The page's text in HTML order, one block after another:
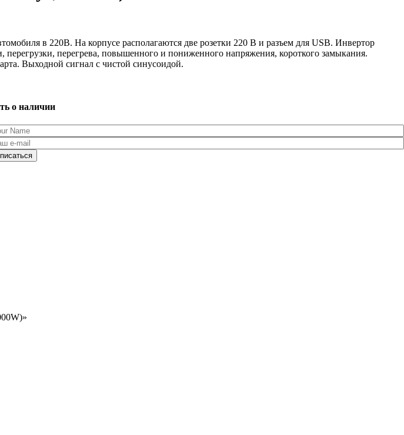
в 220В. На корпусе располагаются две розетки 220 В и разъем для USB. Инвертор
перегрева, повышенного и пониженного напряжения, короткого замыкания.
Выходной сигнал с чистой синусоидой.
о наличии